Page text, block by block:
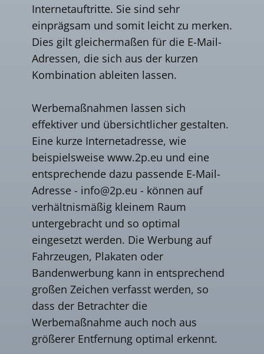
Internetauftritte. Sie sind sehr
einprägsam und somit leicht zu merken.
Dies gilt gleichermaßen für die E-Mail-
Adressen, die sich aus der kurzen
Kombination ableiten lassen.
Werbemaßnahmen lassen sich
effektiver und übersichtlicher gestalten.
Eine kurze Internetadresse, wie
beispielsweise www.2p.eu und eine
entsprechende dazu passende E-Mail-
Adresse - info@2p.eu - können auf
verhältnismäßig kleinem Raum
untergebracht und so optimal
eingesetzt werden. Die Werbung auf
Fahrzeugen, Plakaten oder
Bandenwerbung kann in entsprechend
großen Zeichen verfasst werden, so
dass der Betrachter die
Werbemaßnahme auch noch aus
größerer Entfernung optimal erkennt.